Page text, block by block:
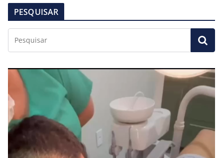
PESQUISAR